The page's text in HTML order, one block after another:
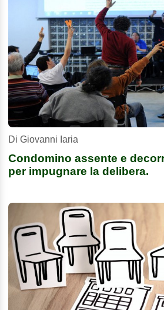
Di Giovanni Iaria
Condomino assente e
per impugnare la delibera.